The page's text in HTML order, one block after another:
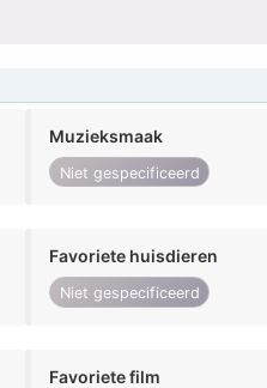
Muzieksmaak
Niet gespecificeerd
Favoriete huisdieren
Niet gespecificeerd
Favoriete film